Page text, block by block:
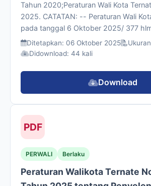
Tahun 2020;Peraturan Wali Kota
2025. CATATAN: -- Peraturan Wali Kota Ini berlaku
pada tanggal 6 Oktober 2025/ 377
Ditetapkan: 06 Oktober 2025
Didownload: 44 kali
Download
PDF
PERWALI Berlaku
Peraturan Walikota Ternate